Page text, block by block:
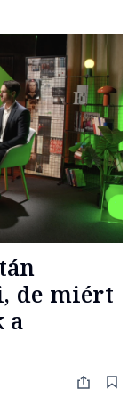
de miért
a